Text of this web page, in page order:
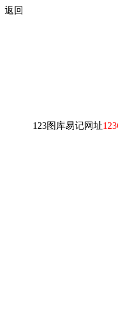
返回
123图库易记网址